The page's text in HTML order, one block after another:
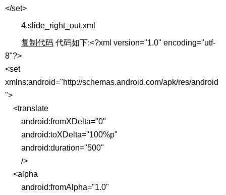
</set>
4.slide_right_out.xml
复制代码 代码如下:<?xml version="1.0" encoding="utf-
8"?>
<set
xmlns:android="http://schemas.android.com/apk/res/android
">
<translate
android:fromXDelta="0"
android:toXDelta="100%p"
android:duration="500"
/>
<alpha
android:fromAlpha="1.0"